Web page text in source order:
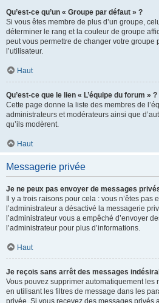
Qu’est-ce qu’un « Groupe par défaut » ?
Si vous êtes membre de plus d’un groupe,
déterminer le rang et la couleur de groupe
peut vous permettre de changer votre groupe
l’utilisateur.
Haut
Qu’est-ce que le lien « L’équipe du forum » ?
Cette page donne la liste des membres de
administrateurs et modérateurs ainsi que
qu’ils modèrent.
Haut
Messagerie privée
Je ne peux pas envoyer de messages
Il y a trois raisons pour cela : vous n’êtes pas
l’administrateur a désactivé la messagerie
l’administrateur vous a empêché d’envoyer
l’administrateur pour plus d’informations.
Haut
Je reçois sans arrêt des messages
Vous pouvez supprimer automatiquement les
en utilisant les filtres de message dans les
privée. Si vous recevez des messages privés